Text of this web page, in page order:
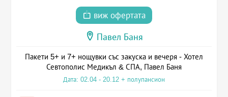
виж офертата
Павел Баня
Пакети 5+ и 7+ нощувки със закуска и вечеря - Хотел
Севтополис Медикъл & СПА, Павел Баня
Дата: 02.04 - 20.12 + полупансион